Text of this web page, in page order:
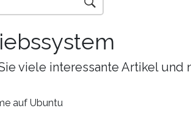
viele interessante Artikel und
auf Ubuntu